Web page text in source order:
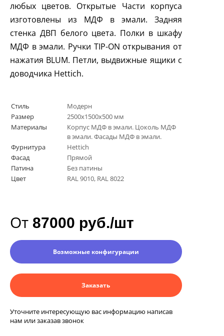
любых цветов. Открытые Части корпуса
изготовлены из МДФ в эмали. Задняя
стенка ДВП белого цвета. Полки в шкафу
МДФ в эмали. Ручки TIP-ON открывания от
нажатия BLUM. Петли, выдвижные ящики с
доводчика Hettich.
Стиль
Модерн
Размер
2500х1500х500 мм
Материалы
Корпус МДФ в эмали. Цоколь МДФ
в эмали. Фасады МДФ в эмали.
Фурнитура
Hettich
Фасад
Прямой
Патина
Без патины
Цвет
RAL 9010, RAL 8022
От 87000 руб./шт
Возможные конфигурации
Заказать
Уточните интересующую вас информацию написав
нам или заказав звонок